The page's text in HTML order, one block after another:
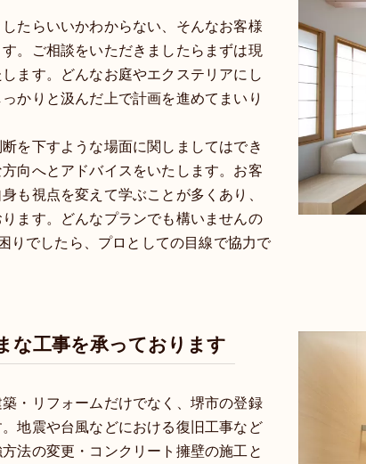
たらいいかわからない、そんなお客様
。ご相談をいただきましたらまずは現
ます。どんなお庭やエクステリアにし
かりと汲んだ上で計画を進めてまいり
を下すような場面に関しましてはでき
向へとアドバイスをいたします。お客
も視点を変えて学ぶことが多くあり、
ます。どんなプランでも構いませんの
りでしたら、プロとしての目線で協力で
な工事を承っております
・リフォームだけでなく、堺市の登録
地震や台風などにおける復旧工事など
法の変更・コンクリート擁壁の施工と